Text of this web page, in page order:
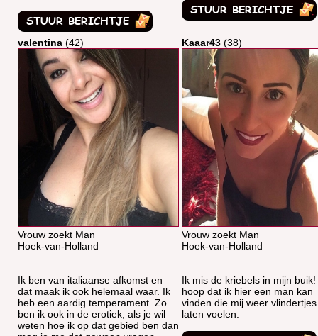
valentina (42)
Vrouw zoekt Man
Hoek-van-Holland
Ik ben van italiaanse afkomst en
dat maak ik ook helemaal waar. Ik
heb een aardig temperament. Zo
ben ik ook in de erotiek, als je wil
weten hoe ik op dat gebied ben dan
Kaaar43 (38)
Vrouw zoekt Man
Hoek-van-Holland
Ik mis de kriebels in mijn buik!
hoop dat ik hier een man kan
vinden die mij weer
laten voelen.